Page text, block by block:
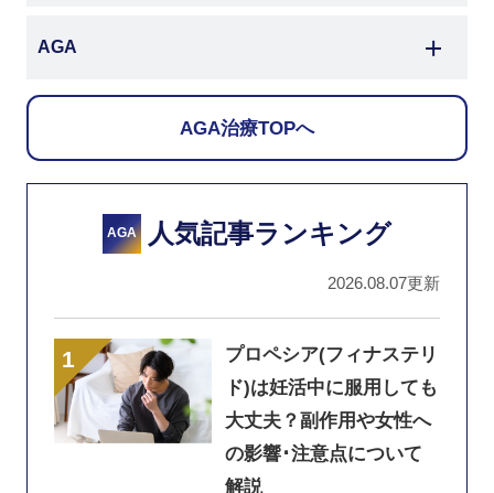
AGA
AGA治療TOPへ
AGA 人気記事ランキング
2026.08.07更新
プロペシア(フィナステリ
ド)は妊活中に服用しても
大丈夫？副作用や女性へ
の影響･注意点について
解説